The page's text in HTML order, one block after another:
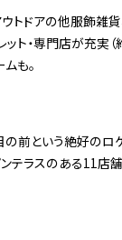
ウトドアの他服飾雑
ット・専門店が充実（
も。
前という絶好のロ
テラスのある11店